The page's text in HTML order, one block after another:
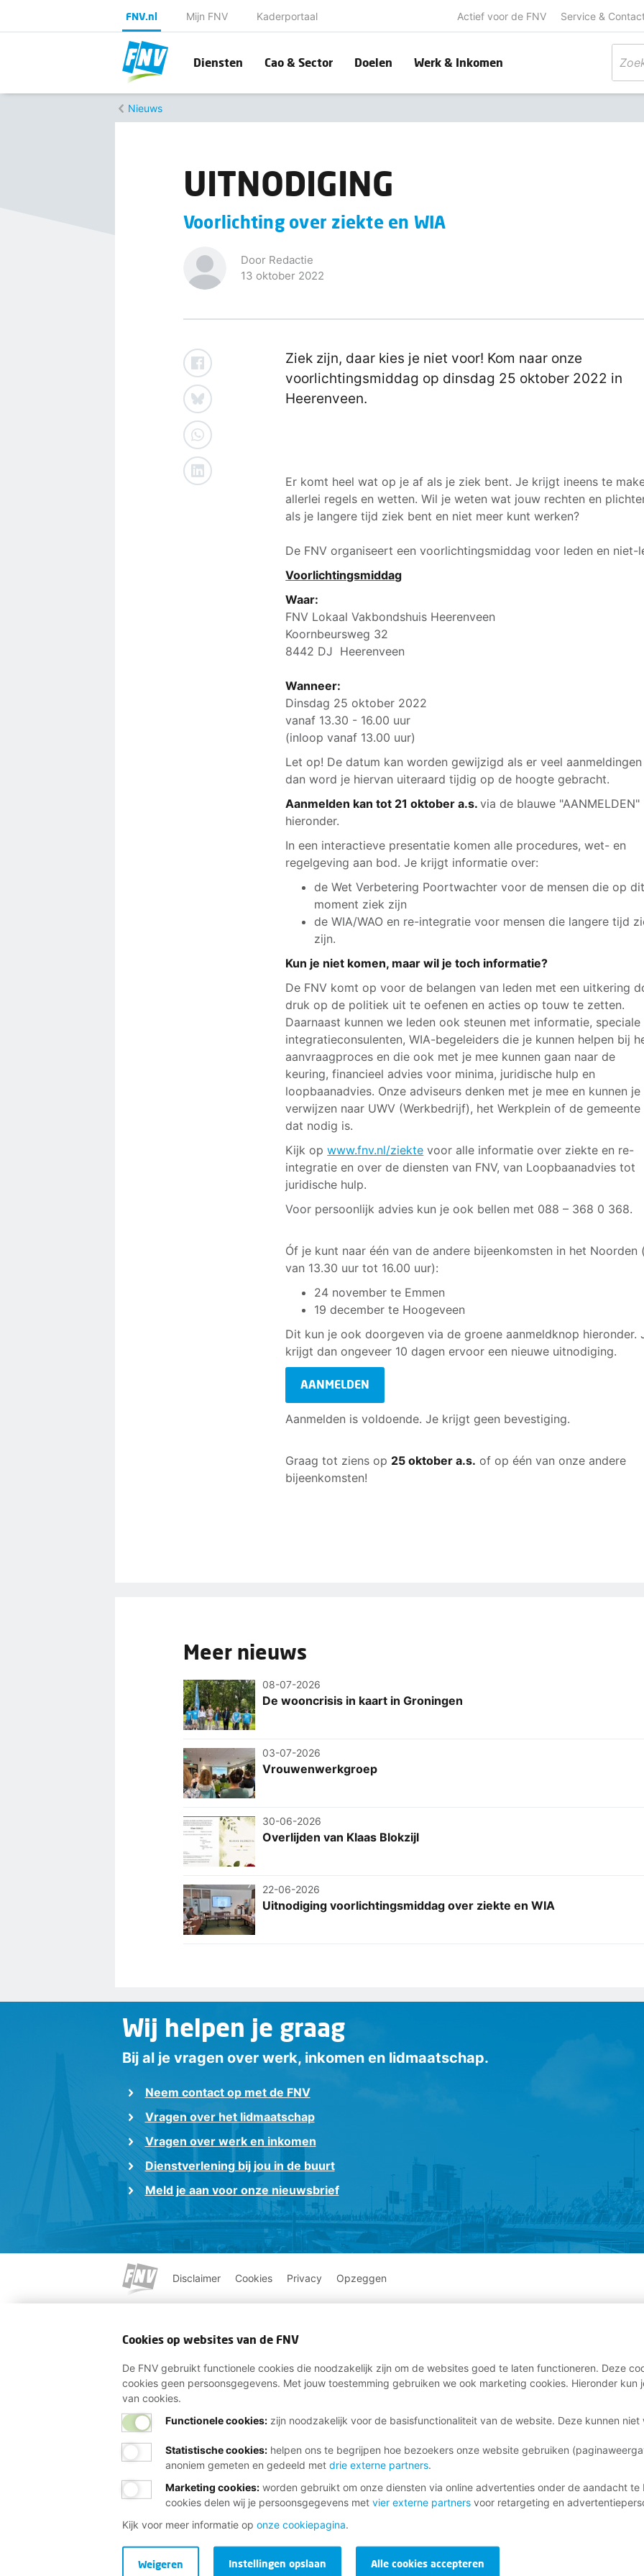
FNV.nl Mijn FNV Kaderportaal Actief voor de FNV Service &
Diensten Cao & Sector Doelen Werk & Inkomen
Nieuws
UITNODIGING
Voorlichting over ziekte en WIA
Door Redactie
13 oktober 2022
Ziek zijn, daar kies je niet voor! Kom naar onze
voorlichtingsmiddag op dinsdag 25 oktober 2022 in
Heerenveen.
Er komt heel wat op je af als je ziek bent. Je krijgt ineens te
allerlei regels en wetten. Wil je weten wat jouw rechten en
als je langere tijd ziek bent en niet meer kunt werken?
De FNV organiseert een voorlichtingsmiddag voor leden en niet-
Voorlichtingsmiddag
Waar:
FNV Lokaal Vakbondshuis Heerenveen
Koornbeursweg 32
8442 DJ Heerenveen
Wanneer:
Dinsdag 25 oktober 2022
vanaf 13.30 - 16.00 uur
(inloop vanaf 13.00 uur)
Let op! De datum kan worden gewijzigd als er veel
dan word je hiervan uiteraard tijdig op de hoogte gebracht.
Aanmelden kan tot 21 oktober a.s.via de blauwe
hieronder.
In een interactieve presentatie komen alle procedures, wet- en
regelgeving aan bod. Je krijgt informatie over:
de Wet Verbetering Poortwachter voor de mensen die op
moment ziek zijn
de WIA/WAO en re-integratie voor mensen die langere tijd
zijn.
Kun je niet komen, maar wil je toch informatie?
De FNV komt op voor de belangen van leden met een uitkering
druk op de politiek uit te oefenen en acties op touw te zetten.
Daarnaast kunnen we leden ook steunen met informatie,
integratieconsulenten, WIA-begeleiders die je kunnen helpen bij
aanvraagproces en die ook met je mee kunnen gaan naar de
keuring, financieel advies voor minima, juridische hulp en
loopbaanadvies. Onze adviseurs denken met je mee en kunnen je
verwijzen naar UWV (Werkbedrijf), het Werkplein of de gemeente
dat nodig is.
Kijk opwww.fnv.nl/ziekte voor alle informatie over ziekte en re-
integratie en over de diensten van FNV, van Loopbaanadvies tot
juridische hulp.
Voor persoonlijk advies kun je ook bellen met 088 – 368 0 368.
Óf je kunt naar één van de andere bijeenkomsten in het Noorden
van 13.30 uur tot 16.00 uur):
24 november te Emmen
19 december te Hoogeveen
Dit kun je ook doorgeven via de groene aanmeldknop hieronder.
krijgt dan ongeveer 10 dagen ervoor een nieuwe uitnodiging.
AANMELDEN
Aanmelden is voldoende. Je krijgt geen bevestiging.
Graag tot ziens op 25 oktober a.s. of op één van onze andere
bijeenkomsten!
Meer nieuws
08-07-2026
De wooncrisis in kaart in Groningen
03-07-2026
Vrouwenwerkgroep
30-06-2026
Overlijden van Klaas Blokzijl
22-06-2026
Uitnodiging voorlichtingsmiddag over ziekte en WIA
Wij helpen je graag
Bij al je vragen over werk, inkomen en lidmaatschap.
Neem contact op met de FNV
Vragen over het lidmaatschap
Vragen over werk en inkomen
Dienstverlening bij jou in de buurt
Meld je aan voor onze nieuwsbrief
Disclaimer Cookies Privacy Opzeggen
Cookies op websites van de FNV
De FNV gebruikt functionele cookies die noodzakelijk zijn om de websites goed te laten functioneren. Deze
cookies geen persoonsgegevens. Met jouw toestemming gebruiken we ook marketing cookies. Hieronder
van cookies.
Functionele cookies:zijn noodzakelijk voor de basisfunctionaliteit van de website. Deze kunnen niet
Statistische cookies: helpen ons te begrijpen hoe bezoekers onze website gebruiken
anoniem gemeten en gedeeld met drie externe partners.
Marketing cookies: worden gebruikt om onze diensten via online advertenties onder de aandacht
cookies delen wij je persoonsgegevens met vier externe partnersvoor retargeting en
Kijk voor meer informatie op onze cookiepagina.
Alle cookies accepteren
Instellingen opslaan
Weigeren